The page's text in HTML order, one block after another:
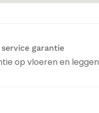
service garantie
op vloeren en leggen